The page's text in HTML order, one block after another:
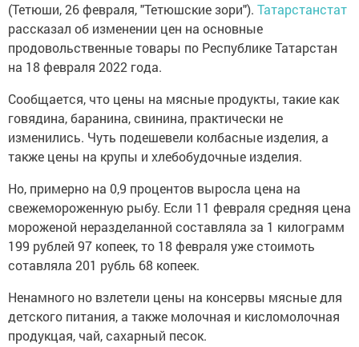
(Тетюши, 26 февраля, "Тетюшские зори"). Татарстанстат
рассказал об изменении цен на основные
продовольственные товары по Республике Татарстан
на 18 февраля 2022 года.
Сообщается, что цены на мясные продукты, такие как
говядина, баранина, свинина, практически не
изменились. Чуть подешевели колбасные изделия, а
также цены на крупы и хлебобудочные изделия.
Но, примерно на 0,9 процентов выросла цена на
свежемороженную рыбу. Если 11 февраля средняя цена
мороженой неразделанной составляла за 1 килограмм
199 рублей 97 копеек, то 18 февраля уже стоимоть
сотавляла 201 рубль 68 копеек.
Ненамного но взлетели цены на консервы мясные для
детского питания, а также молочная и кисломолочная
продукцая, чай, сахарный песок.